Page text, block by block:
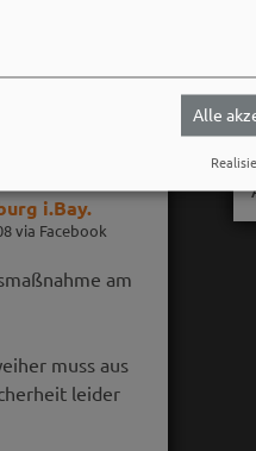
i.Bay.
via Facebook
am
muss aus
leider
Alle